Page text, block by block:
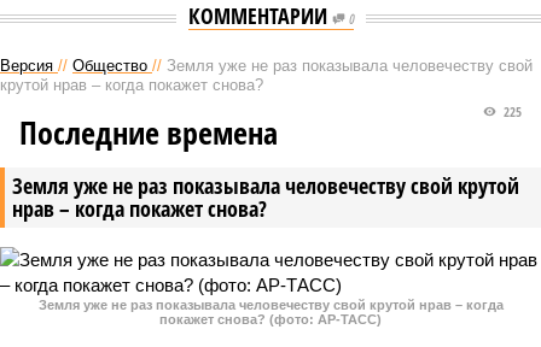
КОММЕНТАРИИ 0
Версия // Общество // Земля уже не раз показывала человечеству свой
крутой нрав – когда покажет снова?
Земля уже не раз показывала человечеству свой крутой
нрав – когда покажет снова?
225
Последние времена
Земля уже не раз показывала человечеству свой крутой нрав – когда
покажет снова? (фото: АР-ТАСС)